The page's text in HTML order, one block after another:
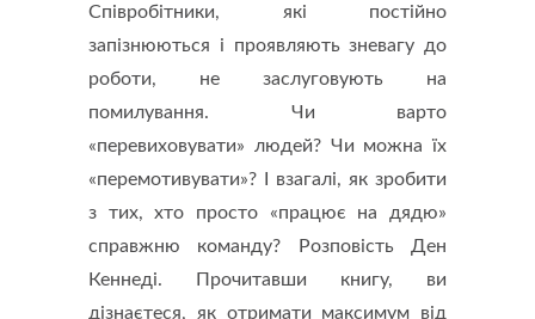
Співробітники, які постійно
запізнюються і проявляють зневагу до
роботи, не заслуговують на
помилування. Чи варто
«перевиховувати» людей? Чи можна їх
«перемотивувати»? І взагалі, як зробити
з тих, хто просто «працює на дядю»
справжню команду? Розповість Ден
Кеннеді. Прочитавши книгу, ви
дізнаєтеся, як отримати максимум від